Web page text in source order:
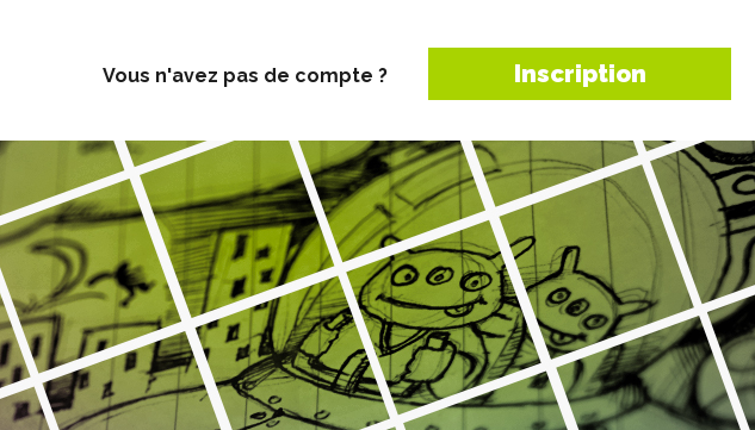
Vous n'avez pas de compte ? Inscription